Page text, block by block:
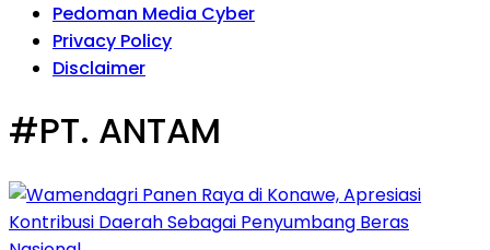
Pedoman Media Cyber
Privacy Policy
Disclaimer
#PT. ANTAM